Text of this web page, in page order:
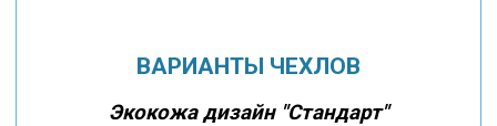
ВАРИАНТЫ ЧЕХЛОВ
Экокожа дизайн "Стандарт"